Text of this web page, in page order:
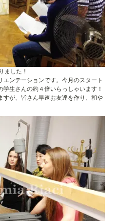
ました！
ンテーションです。今月のスタート
生さんの約４倍いらっしゃいます！
すが、皆さん早速お友達を作り、和や